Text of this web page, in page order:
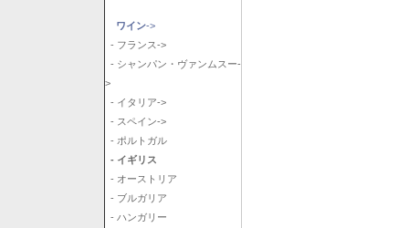
ワイン->
- フランス->
- シャンパン・ヴァンムスー-
>
- イタリア->
- スペイン->
- ポルトガル
- イギリス
- オーストリア
- ブルガリア
- ハンガリー